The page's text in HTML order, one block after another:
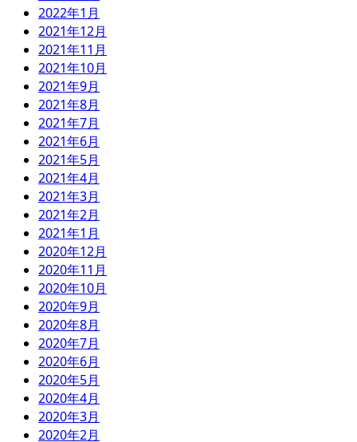
2022年1月
2021年12月
2021年11月
2021年10月
2021年9月
2021年8月
2021年7月
2021年6月
2021年5月
2021年4月
2021年3月
2021年2月
2021年1月
2020年12月
2020年11月
2020年10月
2020年9月
2020年8月
2020年7月
2020年6月
2020年5月
2020年4月
2020年3月
2020年2月